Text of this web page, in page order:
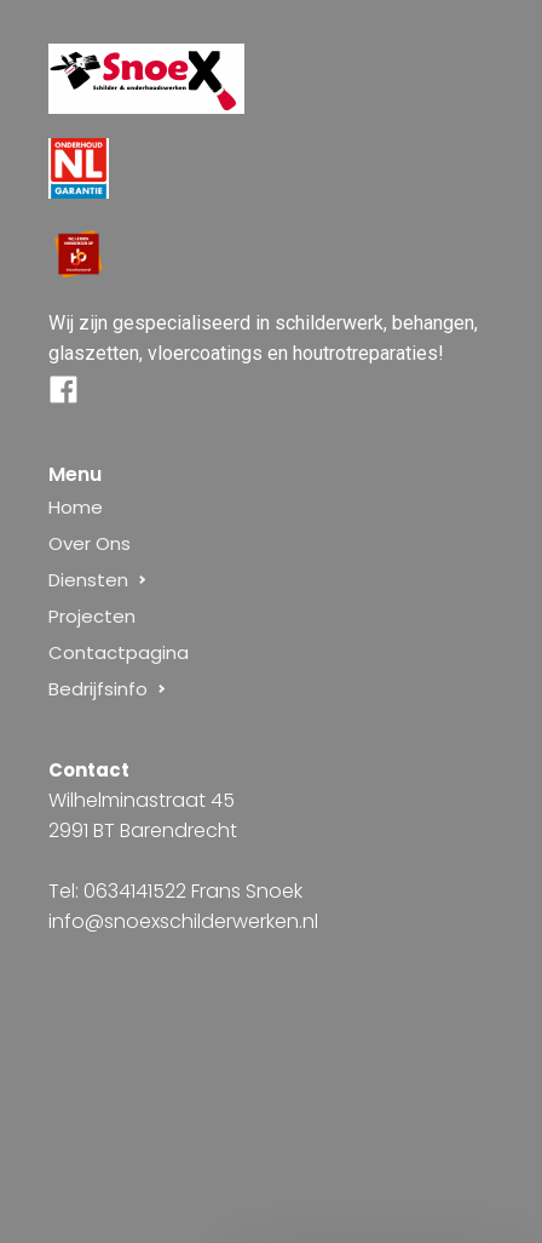
Wij zijn gespecialiseerd in schilderwerk, behangen,
glaszetten, vloercoatings en houtrotreparaties!
Menu
Home
Over Ons
Diensten
Projecten
Contactpagina
Bedrijfsinfo
Contact
Wilhelminastraat 45
2991 BT Barendrecht
Tel: 0634141522 Frans Snoek
info@snoexschilderwerken.nl